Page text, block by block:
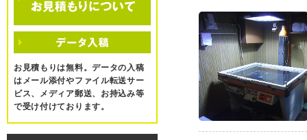
お見積もりは無料。データの入稿
はメール添付やファイル転送サー
ビス、メディア郵送、お持込み等
で受け付けております。